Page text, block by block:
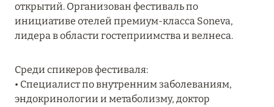
13 мая 2025
ЗАБРОНИРУЙТЕ FOUR SEASONS RESORT
DUBAI AT JUMEIRAH BEACH ПО ЛУЧШИМ
Подробнее
открытий. Организован фестиваль по
инициативе отелей премиум-класса Soneva,
лидера в области гостеприимства и велнеса.
Среди спикеров фестиваля:
• Специалист по внутренним заболеваниям,
эндокринологии и метаболизму, доктор